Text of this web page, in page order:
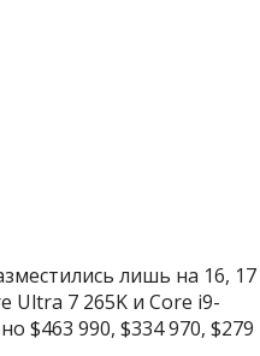
лишь на 16, 17
Ultra 7 265K и Core i9-
$463 990, $334 970, $279